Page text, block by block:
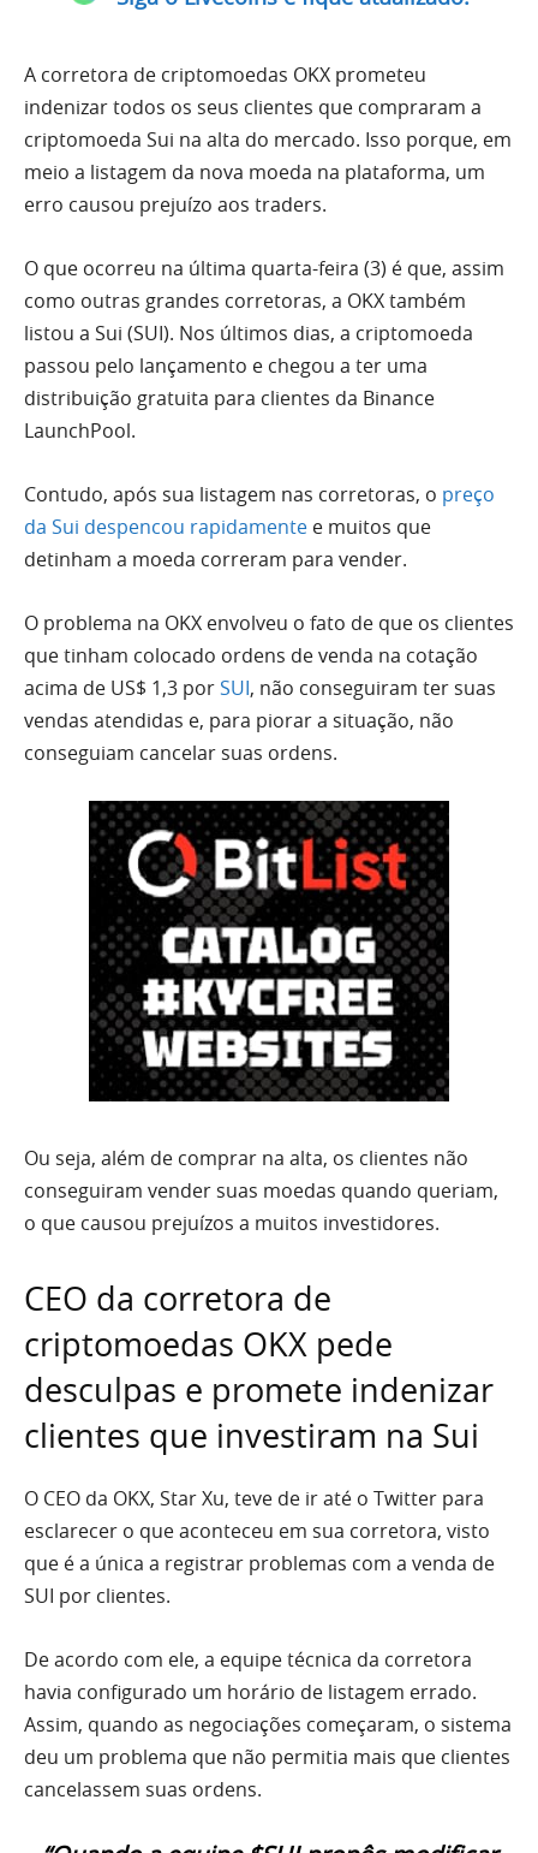
A corretora de criptomoedas OKX prometeu
indenizar todos os seus clientes que compraram a
criptomoeda Sui na alta do mercado. Isso porque, em
meio a listagem da nova moeda na plataforma, um
erro causou prejuízo aos traders.
O que ocorreu na última quarta-feira (3) é que, assim
como outras grandes corretoras, a OKX também
listou a Sui (SUI). Nos últimos dias, a criptomoeda
passou pelo lançamento e chegou a ter uma
distribuição gratuita para clientes da Binance
LaunchPool.
Contudo, após sua listagem nas corretoras, o preço
da Sui despencou rapidamente e muitos que
detinham a moeda correram para vender.
O problema na OKX envolveu o fato de que os clientes
que tinham colocado ordens de venda na cotação
acima de US$ 1,3 porSUI, não conseguiram ter suas
vendas atendidas e, para piorar a situação, não
conseguiam cancelar suas ordens.
Ou seja, além de comprar na alta, os clientes não
conseguiram vender suas moedas quando queriam,
o que causou prejuízos a muitos investidores.
CEO da corretora de
criptomoedas OKX pede
desculpas e promete indenizar
clientes que investiram na Sui
O CEO da OKX, Star Xu, teve de ir até o Twitter para
esclarecer o que aconteceu em sua corretora, visto
que é a única a registrar problemas com a venda de
SUI por clientes.
De acordo com ele, a equipe técnica da corretora
havia configurado um horário de listagem errado.
Assim, quando as negociações começaram, o sistema
deu um problema que não permitia mais que clientes
cancelassem suas ordens.